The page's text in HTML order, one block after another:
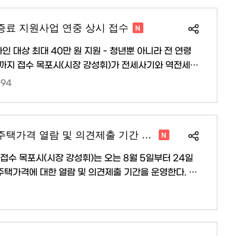
료 지원사업 연중 상시 접수
대상 최대 40만 원 지원 - 청년뿐 아니라 전 연령
사기와 역전세
보호하고 주거 안정을 지원하기 위해 ‘전세보증금
목포시, 6월 1일 기준 개별·공동주택가격 열람 및 의견제출 기간 운영
터 24일
격에 대한 열람 및 의견제출 기간을 운영한다. 이
일까지 토지의 합병·분할, 건물의 신축·용도변경